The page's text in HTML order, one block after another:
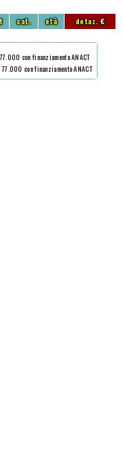
cat. età dotaz.€
con finanziamento ANACT
con finanziamento ANACT